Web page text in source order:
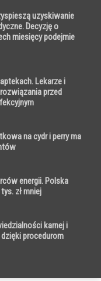
uzyskiwanie
Decyzję o
miesięcy podejmie
Lekarze i
przed
na cydr i perry ma
energii. Polska
zł mniej
karnej i
procedurom